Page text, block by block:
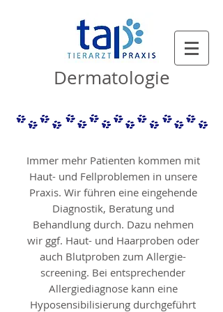
Dermatologie
Immer mehr Patienten kommen mit
Haut- und Fellproblemen in unsere
Praxis. Wir führen eine eingehende
Diagnostik, Beratung und
Behandlung durch. Dazu nehmen
wir ggf. Haut- und Haarproben oder
auch Blutproben zum Allergie-
screening. Bei entsprechender
Allergiediagnose kann eine
Hyposensibilisierung durchgeführt